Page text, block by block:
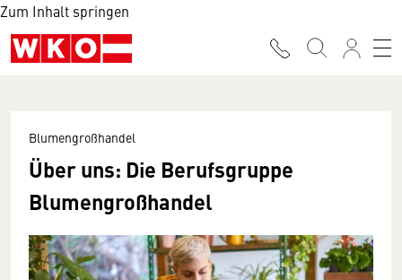
Zum Inhalt springen
Blumengroßhandel
Über uns: Die Berufsgruppe
Blumengroßhandel